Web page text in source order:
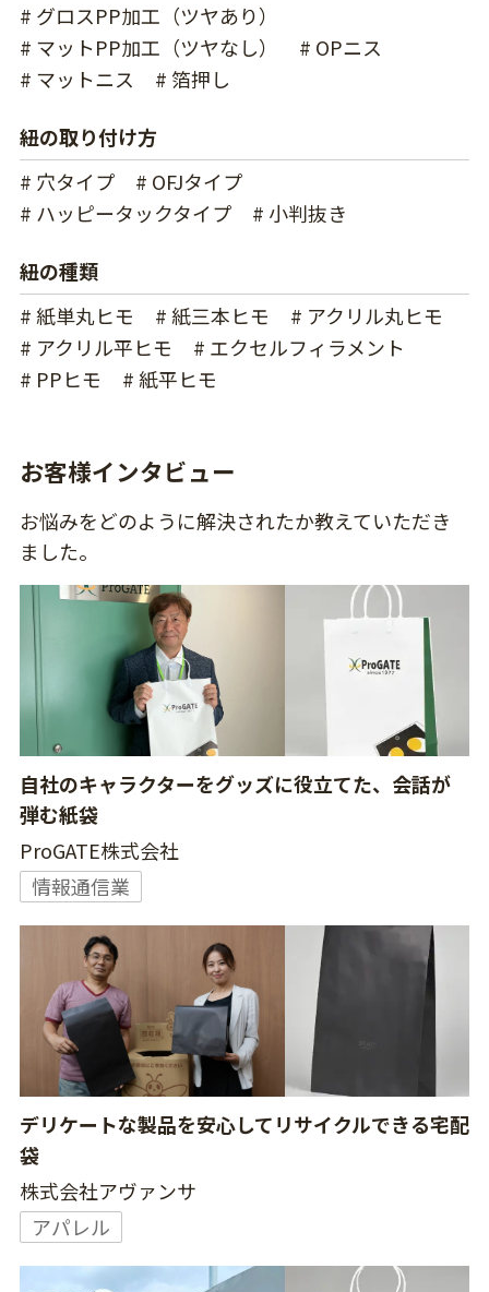
# グロスPP加工（ツヤあり）
# マットPP加工（ツヤなし）
# OPニス
# マットニス
# 箔押し
紐の取り付け方
# 穴タイプ
# OFJタイプ
# ハッピータックタイプ
# 小判抜き
紐の種類
# 紙単丸ヒモ
# 紙三本ヒモ
# アクリル丸ヒモ
# アクリル平ヒモ
# エクセルフィラメント
# PPヒモ
# 紙平ヒモ
お客様インタビュー
お悩みをどのように解決されたか教えていただき
ました。
自社のキャラクターをグッズに役立てた、会話が
弾む紙袋
ProGATE株式会社
情報通信業
デリケートな製品を安心してリサイクルできる宅配
袋
株式会社アヴァンサ
アパレル